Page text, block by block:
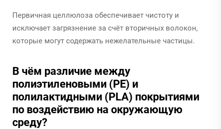
Первичная целлюлоза обеспечивает чистоту и
исключает загрязнение за счёт вторичных волокон,
которые могут содержать нежелательные частицы.
В чём различие между
полиэтиленовыми (PE) и
полилактидными (PLA) покрытиями
по воздействию на окружающую
среду?